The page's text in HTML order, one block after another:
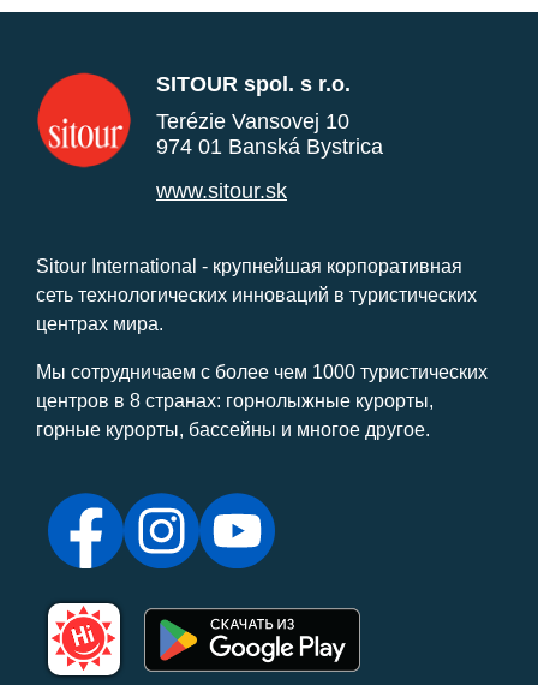
SITOUR spol. s r.o.
Terézie Vansovej 10
974 01 Banská Bystrica
www.sitour.sk
Sitour International - крупнейшая корпоративная
сеть технологических инноваций в туристических
центрах мира.
Мы сотрудничаем с более чем 1000 туристических
центров в 8 странах: горнолыжные курорты,
горные курорты, бассейны и многое другое.